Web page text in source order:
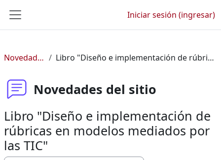
Pánel lateral
Iniciar sesión (ingresar)
Novedades del sitio Libro "Diseño e implementación de rúbricas en modelos mediados por las TIC"
Novedades del sitio
Libro "Diseño e implementación de
rúbricas en modelos mediados por
las TIC"